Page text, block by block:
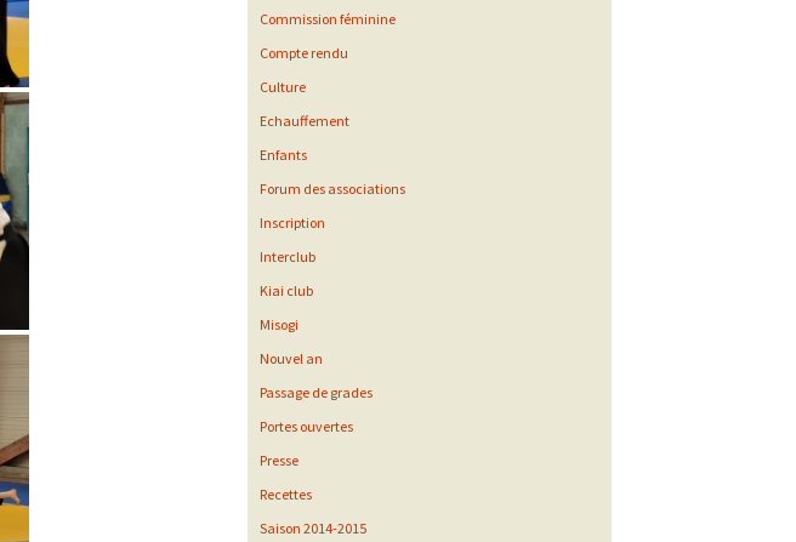
Commission féminine
Compte rendu
Culture
Echauffement
Enfants
Forum des associations
Inscription
Interclub
Kiai club
Misogi
Nouvel an
Passage de grades
Portes ouvertes
Presse
Recettes
Saison 2014-2015